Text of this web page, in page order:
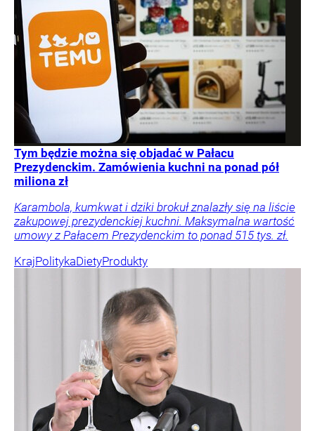
Tym będzie można się objadać w Pałacu
Prezydenckim. Zamówienia kuchni na ponad pół
miliona zł
Karambola, kumkwat i dziki brokuł znalazły się na liście
zakupowej prezydenckiej kuchni. Maksymalna wartość
umowy z Pałacem Prezydenckim to ponad 515 tys. zł.
KrajPolitykaDietyProdukty